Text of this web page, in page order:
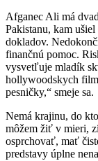
Afganec Ali má
Pakistanu, kam
dokladov.
finančnú pomoc.
vysvetľuje mladík
hollywoodskych
pesničky,“ smeje sa.
Nemá krajinu, do
môžem žiť v mieri,
osprchovať, mať
predstavy úplne